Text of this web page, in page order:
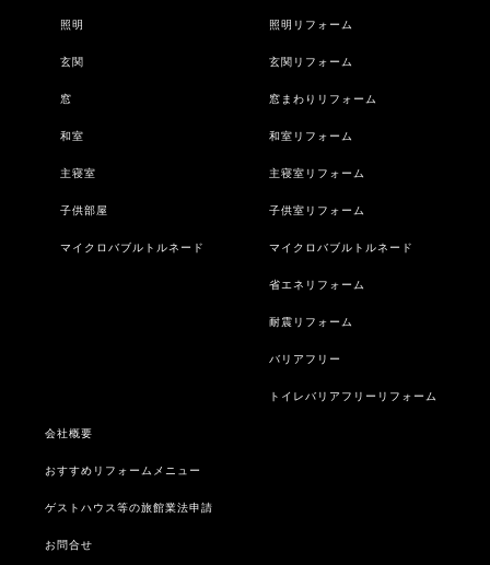
照明
玄関
窓
和室
主寝室
子供部屋
マイクロバブルトルネード
照明リフォーム
玄関リフォーム
窓まわりリフォーム
和室リフォーム
主寝室リフォーム
子供室リフォーム
マイクロバブルトルネード
省エネリフォーム
耐震リフォーム
バリアフリー
トイレバリアフリーリフォーム
会社概要
おすすめリフォームメニュー
ゲストハウス等の旅館業法申請
お問合せ